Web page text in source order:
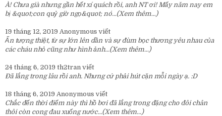
À! Chưa già nhưng gần hết xí quách rồi, anh NT ơi! Mấy năm nay em
bị &quot;con quỷ giờ ngọ&quot; nó...(Xem thêm...)
19 tháng 12, 2019 Anonymous viết
Ấn tượng thiệt, từ sự lớn lên dần và sự đùm bọc thương yêu nhau của
các cháu nhỏ cũng như hình ảnh...(Xem thêm...)
24 tháng 6, 2019 th2tran viết
Đã lắng trong lâu rồi anh. Nhưng cứ phải hút cặn mỗi ngày ạ. :D
18 tháng 6, 2019 Anonymous viết
Chắc đến thời điểm này thì hồ bơi đã lắng trong đặng cho đôi chân
thôi còn cong đau xuống nước...(Xem thêm...)